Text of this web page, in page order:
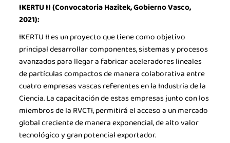
IKERTU II (Convocatoria Hazitek, Gobierno Vasco,
2021):
IKERTU II es un proyecto que tiene como objetivo
principal desarrollar componentes, sistemas y procesos
avanzados para llegar a fabricar aceleradores lineales
de partículas compactos de manera colaborativa entre
cuatro empresas vascas referentes en la Industria de la
Ciencia. La capacitación de estas empresas junto con los
miembros de la RVCTI, permitirá el acceso a un mercado
global creciente de manera exponencial, de alto valor
tecnológico y gran potencial exportador.